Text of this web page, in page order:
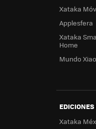
Xataka
Applesfera
Xataka
Home
Mundo
Xataka